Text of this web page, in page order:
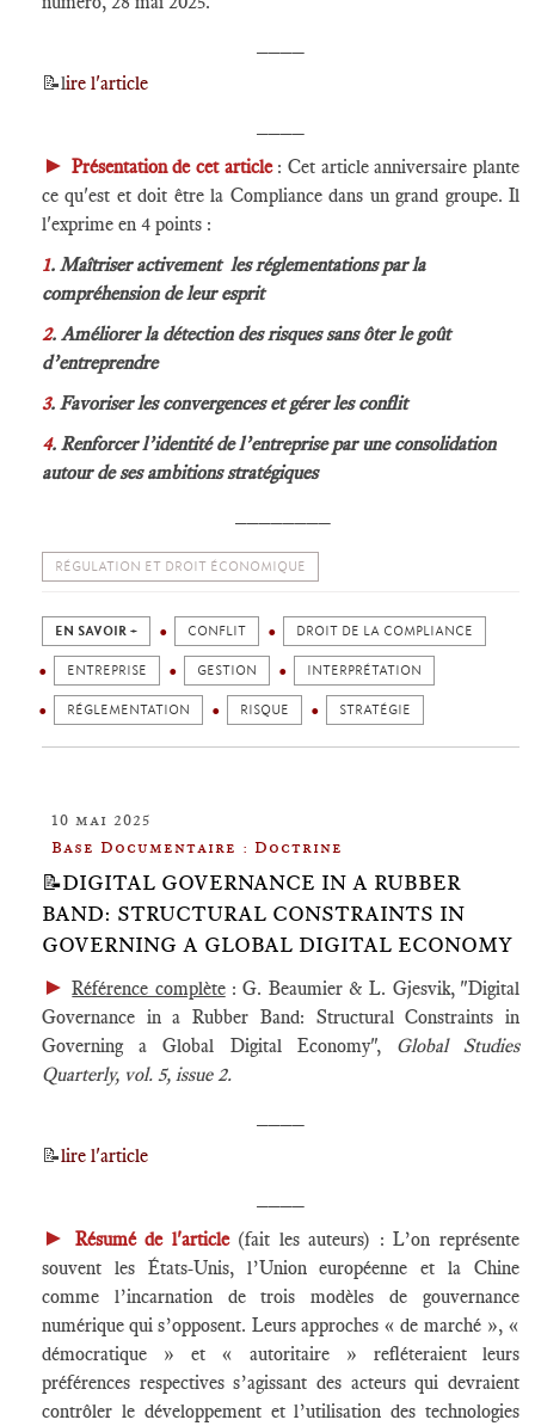
📝lire l'article
► Présentation de cet article: Cet article anniversaire plante
ce qu'est et doit être la Compliance dans un grand groupe. Il
l'exprime en 4 points :
1. Maîtriser activement les réglementations par la
compréhension de leur esprit
2. Améliorer la détection des risques sans ôter le goût
d’entreprendre
3. Favoriser les convergences et gérer les conflit
4. Renforcer l’identité de l’entreprise par une consolidation
autour de ses ambitions stratégiques
RÉGULATION ET DROIT ÉCONOMIQUE
EN SAVOIR + CONFLIT DROIT DE LA COMPLIANCE
ENTREPRISE GESTION INTERPRÉTATION
RÉGLEMENTATION RISQUE STRATÉGIE
10 mai 2025
Base Documentaire : Doctrine
📝DIGITAL GOVERNANCE IN A RUBBER
BAND: STRUCTURAL CONSTRAINTS IN
GOVERNING A GLOBAL DIGITAL ECONOMY
► Référence complète: G. Beaumier & L. Gjesvik, "Digital
Governance in a Rubber Band: Structural Constraints in
Governing a Global Digital Economy", Global Studies
Quarterly, vol. 5, issue 2.
📝lire l'article
► Résumé de l'article(fait les auteurs) : L’on représente
souvent les États-Unis, l’Union européenne et la Chine
comme l’incarnation de trois modèles de gouvernance
numérique qui s’opposent. Leurs approches « de marché », «
démocratique » et « autoritaire » refléteraient leurs
préférences respectives s’agissant des acteurs qui devraient
contrôler le développement et l’utilisation des technologies